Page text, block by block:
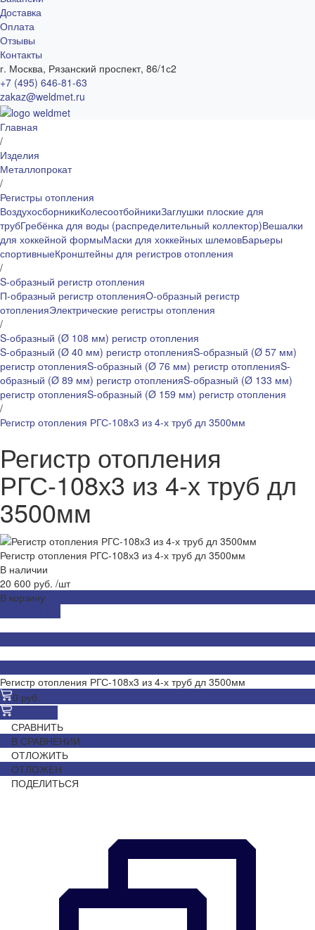
Доставка
Оплата
Отзывы
Контакты
г. Москва, Рязанский проспект, 86/1с2
+7 (495) 646-81-63
zakaz@weldmet.ru
Главная
/
Изделия
Металлопрокат
/
Регистры отопления
ВоздухосборникиКолесоотбойникиЗаглушки плоские для
трубГребёнка для воды (распределительный коллектор)Вешалки
для хоккейной формыМаски для хоккейных шлемовБарьеры
спортивныеКронштейны для регистров отопления
/
S-образный регистр отопления
П-образный регистр отопленияO-образный регистр
отопленияЭлектрические регистры отопления
/
S-образный (Ø 108 мм) регистр отопления
S-образный (Ø 40 мм) регистр отопленияS-образный (Ø 57 мм)
регистр отопленияS-образный (Ø 76 мм) регистр отопленияS-
образный (Ø 89 мм) регистр отопленияS-образный (Ø 133 мм)
регистр отопленияS-образный (Ø 159 мм) регистр отопления
/
Регистр отопления РГС-108х3 из 4-х труб дл 3500мм
Регистр отопления
РГС-108х3 из 4-х труб дл
3500мм
Регистр отопления РГС-108х3 из 4-х труб дл 3500мм
В наличии
20 600 руб. /шт
В корзину
Регистр отопления РГС-108х3 из 4-х труб дл 3500мм
0 руб.
СРАВНИТЬ
В СРАВНЕНИИ
ОТЛОЖИТЬ
ОТЛОЖЕН
ПОДЕЛИТЬСЯ